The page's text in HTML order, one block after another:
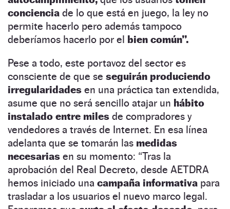
conciencia de lo que está en juego, la ley no
permite hacerlo pero además tampoco
deberíamos hacerlo por el bien común”.
Pese a todo, este portavoz del sector es
consciente de que se seguirán produciendo
irregularidades en una práctica tan extendida,
asume que no será sencillo atajar un hábito
instalado entre miles de compradores y
vendedores a través de Internet. En esa línea
adelanta que se tomarán las medidas
necesarias en su momento: “Tras la
aprobación del Real Decreto, desde AETDRA
hemos iniciado una campaña informativa para
trasladar a los usuarios el nuevo marco legal.